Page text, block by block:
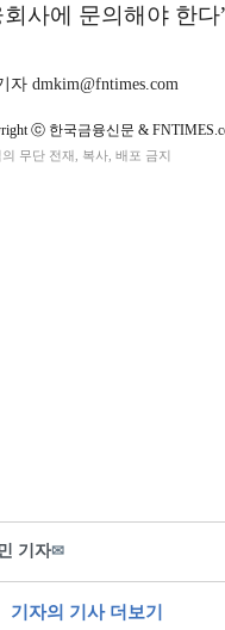
사에 문의해야 한다
dmkim@fntimes.com
ⓒ 한국금융신문 &
무단 전재, 복사, 배포 금지
기자✉
기자의 기사 더보기